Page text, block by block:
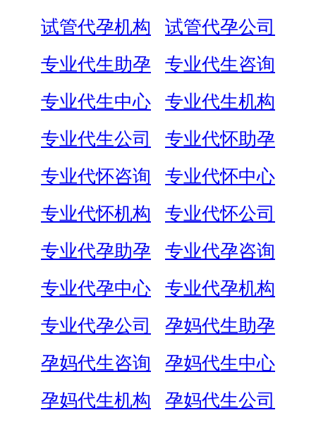
试管代孕机构
试管代孕公司
专业代生助孕
专业代生咨询
专业代生中心
专业代生机构
专业代生公司
专业代怀助孕
专业代怀咨询
专业代怀中心
专业代怀机构
专业代怀公司
专业代孕助孕
专业代孕咨询
专业代孕中心
专业代孕机构
专业代孕公司
孕妈代生助孕
孕妈代生咨询
孕妈代生中心
孕妈代生机构
孕妈代生公司